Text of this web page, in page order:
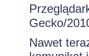
Gecko/
Nawet